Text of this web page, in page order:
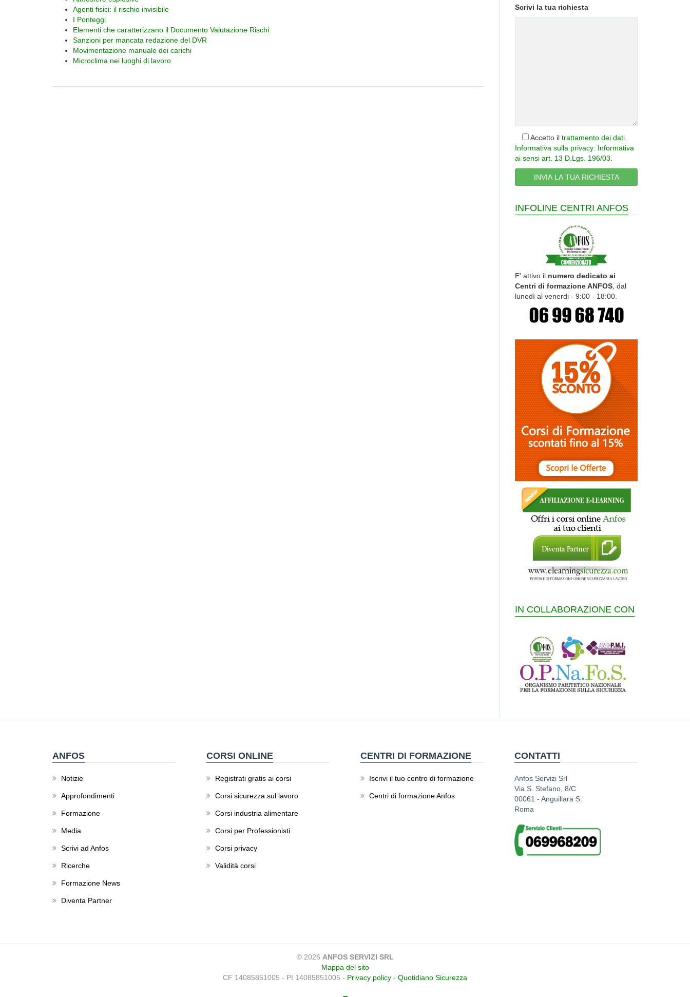
Agenti fisici: il rischio invisibile
I Ponteggi
Elementi che caratterizzano il Documento Valutazione Rischi
Sanzioni per mancata redazione del DVR
Movimentazione manuale dei carichi
Microclima nei luoghi di lavoro
Scrivi la tua richiesta
Accetto il trattamento dei dati
Informativa sulla privacy: Informativa
ai sensi art. 13 D.Lgs. 196/03
INFOLINE CENTRI ANFOS
E' attivo il numero dedicato ai
Centri di formazione ANFOS , dal
lunedì al venerdi - 9:00 - 18:00.
IN COLLABORAZIONE CON
ANFOS
Notizie
Approfondimenti
Formazione
Media
Scrivi ad Anfos
Ricerche
Formazione News
Diventa Partner
CORSI ONLINE
Registrati gratis ai corsi
Corsi sicurezza sul lavoro
Corsi industria alimentare
Corsi per Professionisti
Corsi privacy
Validità corsi
CENTRI DI FORMAZIONE
Iscrivi il tuo centro di formazione
Centri di formazione Anfos
CONTATTI
Anfos Servizi Srl
Via S. Stefano, 8/C
00061 - Anguillara S.
Roma
© 2026 ANFOS SERVIZI SRL
Mappa del sito
CF 14085851005 - PI 14085851005 - Privacy policy - Quotidiano Sicurezza